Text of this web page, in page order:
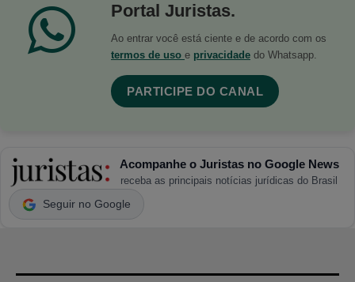
Portal Juristas.
Ao entrar você está ciente e de acordo com os
termos de uso e privacidade do Whatsapp.
PARTICIPE DO CANAL
Acompanhe o Juristas no Google News
receba as principais notícias jurídicas do Brasil
Seguir no Google